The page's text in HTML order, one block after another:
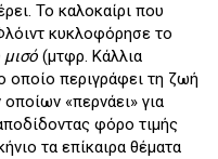
Το καλοκαίρι που
κυκλοφόρησε το
(μτφρ. Κάλλια
περιγράφει τη ζωή
«περνάει» για
φόρο τιμής
τα επίκαιρα θέματα